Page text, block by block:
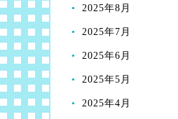
2025年8月
2025年7月
2025年6月
2025年5月
2025年4月